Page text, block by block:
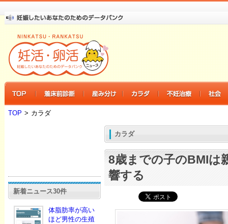
TOP > カラダ
新着ニュース30件
体脂肪率が高い
ほど男性の生殖
カラダ
8歳までの子のBMIは
響する